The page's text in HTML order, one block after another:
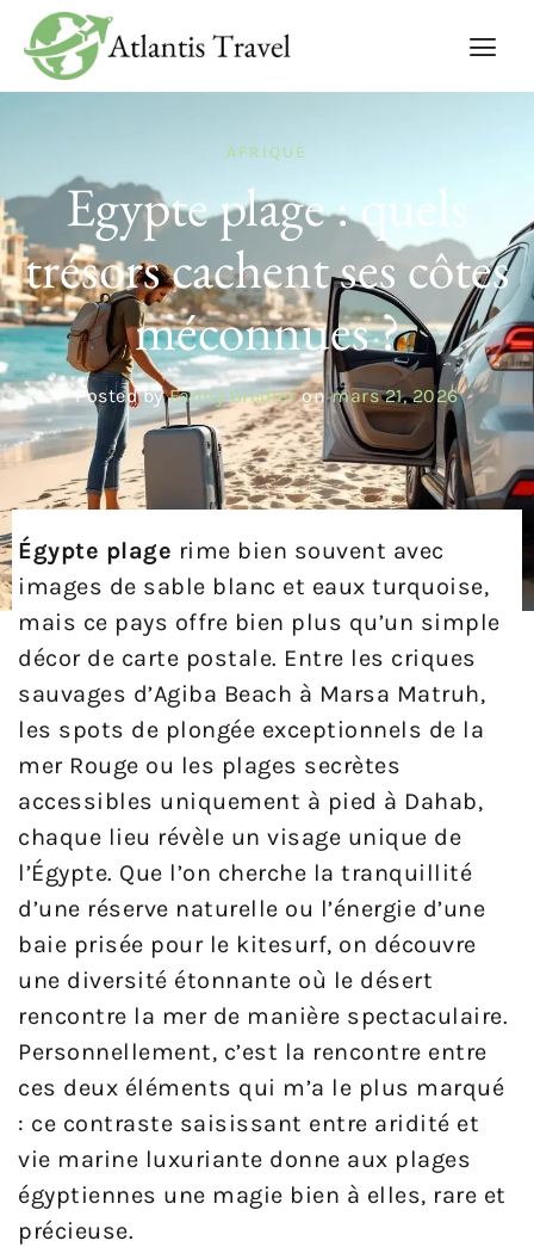
AFRIQUE
Egypte plage : quels
trésors cachent ses côtes
méconnues ?
Posted by Fanny Gredier on mars 21, 2026
Égypte plage rime bien souvent avec
images de sable blanc et eaux turquoise,
mais ce pays offre bien plus qu’un simple
décor de carte postale. Entre les criques
sauvages d’Agiba Beach à Marsa Matruh,
les spots de plongée exceptionnels de la
mer Rouge ou les plages secrètes
accessibles uniquement à pied à Dahab,
chaque lieu révèle un visage unique de
l’Égypte. Que l’on cherche la tranquillité
d’une réserve naturelle ou l’énergie d’une
baie prisée pour le kitesurf, on découvre
une diversité étonnante où le désert
rencontre la mer de manière spectaculaire.
Personnellement, c’est la rencontre entre
ces deux éléments qui m’a le plus marqué
: ce contraste saisissant entre aridité et
vie marine luxuriante donne aux plages
égyptiennes une magie bien à elles, rare et
précieuse.